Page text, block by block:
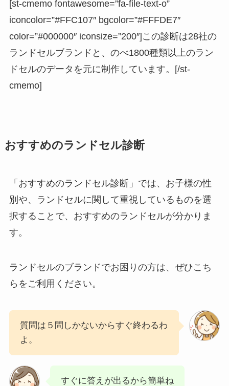
[st-cmemo fontawesome=”fa-file-text-o”
iconcolor=”#FFC107″ bgcolor=”#FFFDE7″
color=”#000000″ iconsize=”200″]この診断は28社の
ランドセルブランドと、のべ1800種類以上のラン
ドセルのデータを元に制作しています。[/st-
cmemo]
おすすめのランドセル診断
「 おすすめのランドセル診断」では、お子様の性
別や、ランドセルに関して重視しているものを選
択することで、おすすめのランドセルが分かりま
す。
ランドセルのブランドでお困りの方は、ぜひこち
らをご利用ください。
質問は５問しかないからすぐ終わるわ
よ。
すぐに答えが出るから簡単ね